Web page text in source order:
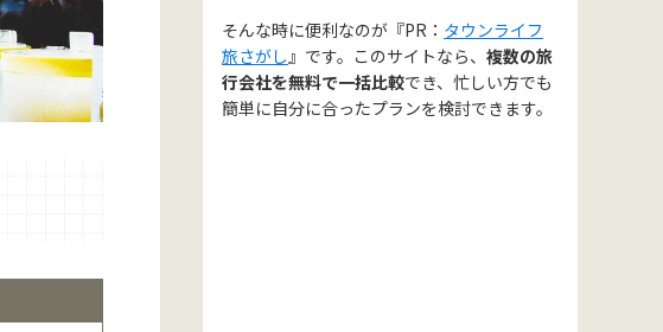
そんな時に便利なのが『PR： タウンライフ
旅さがし 』です。このサイトなら、 複数の旅
行会社を無料で一括比較でき、忙しい方でも
簡単に自分に合ったプランを検討できます。